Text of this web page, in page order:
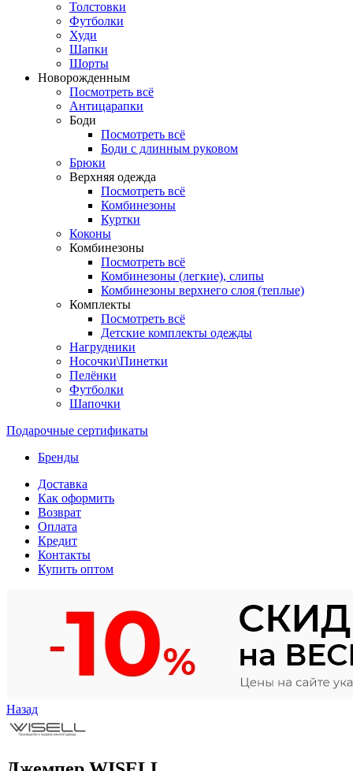
Толстовки
Футболки
Худи
Шапки
Шорты
Новорожденным
Посмотреть всё
Антицарапки
Боди
Посмотреть всё
Боди с длинным руковом
Брюки
Верхняя одежда
Посмотреть всё
Комбинезоны
Куртки
Коконы
Комбинезоны
Посмотреть всё
Комбинезоны (легкие), слипы
Комбинезоны верхнего слоя (теплые)
Комплекты
Посмотреть всё
Детские комплекты одежды
Нагрудники
Носочки\Пинетки
Пелёнки
Футболки
Шапочки
Подарочные сертификаты
Бренды
Доставка
Как оформить
Возврат
Оплата
Кредит
Контакты
Купить оптом
Назад